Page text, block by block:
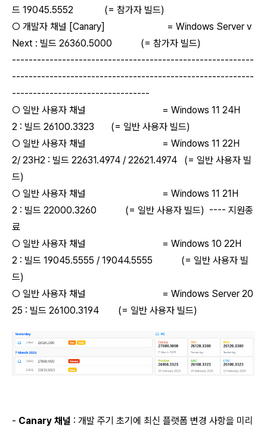
드 19045.5552 (= 참가자 빌드)
○ 개발자 채널 [Canary] = Windows Server v
Next : 빌드 26360.5000 (= 참가자 빌드)
----------------------------------------------------------
----------------------------------------------------------
---------------------------------
○ 일반 사용자 채널 = Windows 11 24H
2 : 빌드 26100.3323 (= 일반 사용자 빌드)
○ 일반 사용자 채널 = Windows 11 22H
2/ 23H2 : 빌드 22631.4974 / 22621.4974 (= 일반 사용자 빌
드)
○ 일반 사용자 채널 = Windows 11 21H
2 : 빌드 22000.3260 (= 일반 사용자 빌드) ---- 지원종
료
○ 일반 사용자 채널 = Windows 10 22H
2 : 빌드 19045.5555 / 19044.5555 (= 일반 사용자 빌
드)
○ 일반 사용자 채널 = Windows Server 20
25 : 빌드 26100.3194 (= 일반 사용자 빌드)
- Canary 채널 : 개발 주기 초기에 최신 플랫폼 변경 사항을 미리